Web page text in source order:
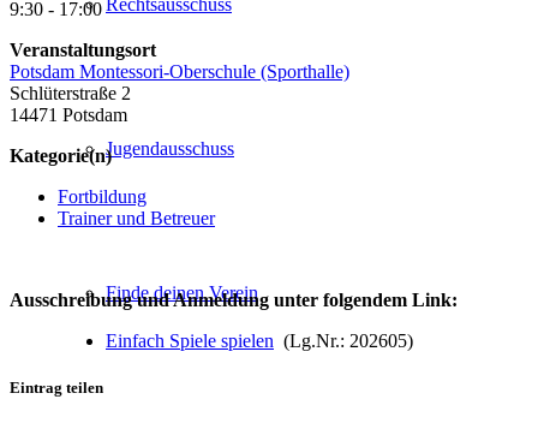
Rechtsausschuss
Jugendausschuss
Finde deinen Verein
9:30 - 17:00
Veranstaltungsort
Potsdam Montessori-Oberschule (Sporthalle)
Schlüterstraße 2
14471 Potsdam
Kategorie(n)
Fortbildung
Trainer und Betreuer
Ausschreibung und Anmeldung unter folgendem Link:
Einfach Spiele spielen (Lg.Nr.: 202605)
Eintrag teilen